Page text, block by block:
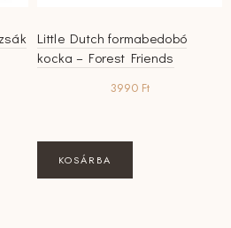
Little Dutch formabedobó
kocka – Forest Friends
3990 Ft
KOSÁRBA